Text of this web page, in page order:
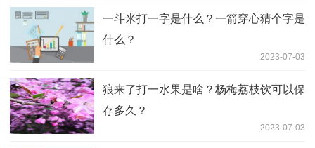
一斗米打一字是什么？一箭穿心猜个字是
什么？
2023-07-03
狼来了打一水果是啥？杨梅荔枝饮可以保
存多久？
2023-07-03